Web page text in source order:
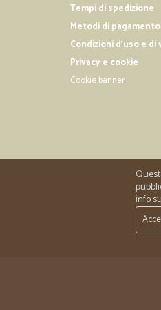
Tempi di spedizione
Metodi di pagamento
Condizioni d'uso e di
Privacy e cookie
Cookie banner
info